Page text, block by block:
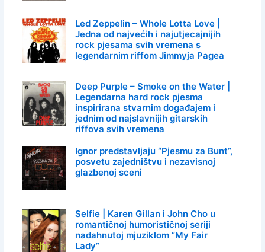
Led Zeppelin – Whole Lotta Love |
Jedna od najvećih i najutjecajnijih
rock pjesama svih vremena s
legendarnim riffom Jimmyja Pagea
Deep Purple – Smoke on the Water |
Legendarna hard rock pjesma
inspirirana stvarnim događajem i
jednim od najslavnijih gitarskih
riffova svih vremena
Ignor predstavljaju “Pjesmu za Bunt”,
posvetu zajedništvu i nezavisnoj
glazbenoj sceni
Selfie | Karen Gillan i John Cho u
romantičnoj humorističnoj seriji
nadahnutoj mjuziklom “My Fair
Lady”